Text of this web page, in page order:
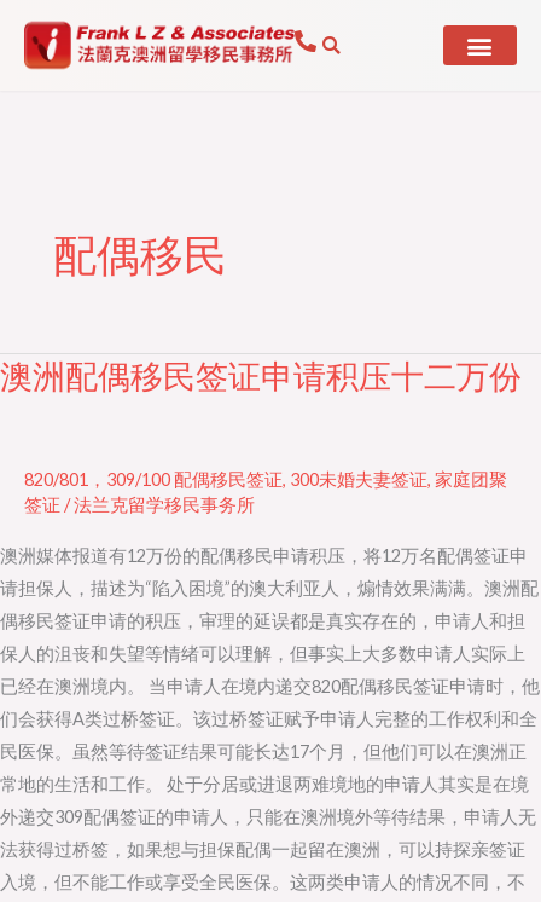
配偶移民
澳洲配偶移民签证申请积压十二万份
820/801，309/100 配偶移民签证, 300未婚夫妻签证, 家庭团聚
签证 /法兰克留学移民事务所
澳洲媒体报道有12万份的配偶移民申请积压，将12万名配偶签证申
请担保人，描述为“陷入困境”的澳大利亚人，煽情效果满满。澳洲配
偶移民签证申请的积压，审理的延误都是真实存在的，申请人和担
保人的沮丧和失望等情绪可以理解，但事实上大多数申请人实际上
已经在澳洲境内。 当申请人在境内递交820配偶移民签证申请时，他
们会获得A类过桥签证。该过桥签证赋予申请人完整的工作权利和全
民医保。虽然等待签证结果可能长达17个月，但他们可以在澳洲正
常地的生活和工作。 处于分居或进退两难境地的申请人其实是在境
外递交309配偶签证的申请人，只能在澳洲境外等待结果，申请人无
法获得过桥签，如果想与担保配偶一起留在澳洲，可以持探亲签证
入境，但不能工作或享受全民医保。这两类申请人的情况不同，不
澳
签
证
申
请
积
压
十
二
万
份